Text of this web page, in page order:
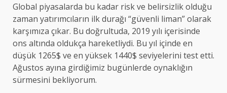
Global piyasalarda bu kadar risk ve belirsizlik olduğu
zaman yatırımcıların ilk durağı “güvenli liman” olarak
karşımıza çıkar. Bu doğrultuda, 2019 yılı içerisinde
ons altında oldukça hareketliydi. Bu yıl içinde en
düşük 1265$ ve en yüksek 1440$ seviyelerini test etti.
Ağustos ayına girdiğimiz bugünlerde oynaklığın
sürmesini bekliyorum.